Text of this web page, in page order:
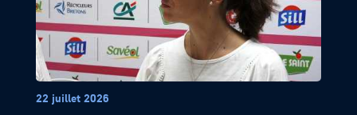
22 juillet 2026